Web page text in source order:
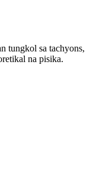
tungkol sa tachyons,
na pisika.